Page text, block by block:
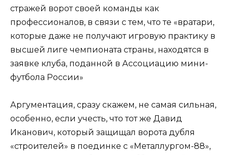
стражей ворот своей команды как
профессионалов, в связи с тем, что те «вратари,
которые даже не получают игровую практику в
высшей лиге чемпионата страны, находятся в
заявке клуба, поданной в Ассоциацию мини-
футбола России»
Аргументация, сразу скажем, не самая сильная,
особенно, если учесть, что тот же Давид
Иканович, который защищал ворота дубля
«строителей» в поединке с «Металлургом-88»,